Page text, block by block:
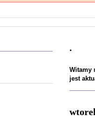
.
Witamy
jest